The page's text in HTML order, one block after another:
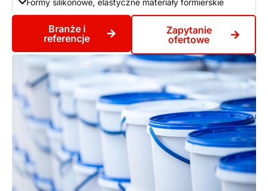
Branże i
referencje
Zapytanie
ofertowe